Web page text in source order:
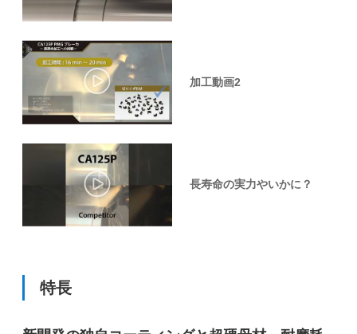
加工動画2
長寿命の実力やいかに？
特長